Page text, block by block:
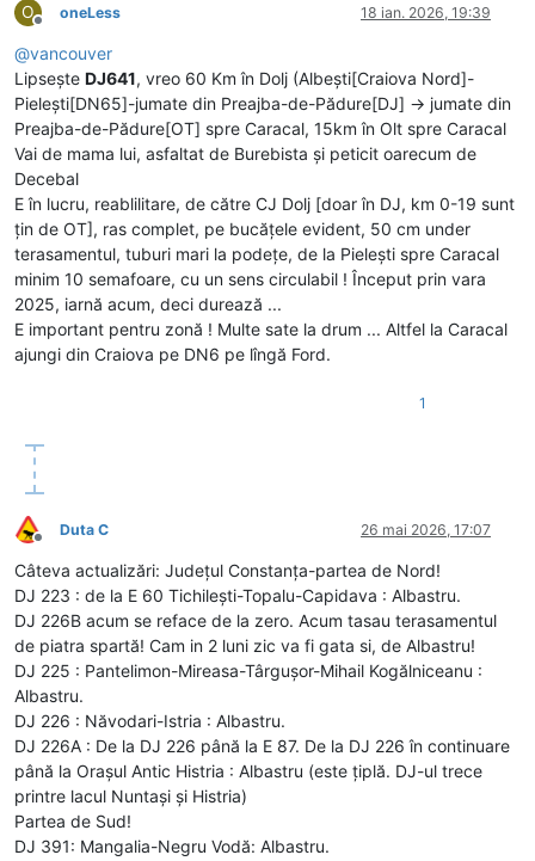
O
Deconectat
oneLess 18 ian. 2026, 19:39
@vancouver
Lipsește DJ641, vreo 60 Km în Dolj (Albești[Craiova Nord]-
Pielești[DN65]-jumate din Preajba-de-Pădure[DJ] -> jumate din
Preajba-de-Pădure[OT] spre Caracal, 15km în Olt spre Caracal
Vai de mama lui, asfaltat de Burebista și peticit oarecum de
Decebal
E în lucru, reablilitare, de către CJ Dolj [doar în DJ, km 0-19 sunt
țin de OT], ras complet, pe bucățele evident, 50 cm under
terasamentul, tuburi mari la podețe, de la Pielești spre Caracal
minim 10 semafoare, cu un sens circulabil ! Început prin vara
2025, iarnă acum, deci durează ...
E important pentru zonă ! Multe sate la drum ... Altfel la Caracal
ajungi din Craiova pe DN6 pe lîngă Ford.
1
Deconectat
Duta C 26 mai 2026, 17:07
Câteva actualizări: Județul Constanța-partea de Nord!
DJ 223 : de la E 60 Tichilești-Topalu-Capidava : Albastru.
DJ 226B acum se reface de la zero. Acum tasau terasamentul
de piatra spartă! Cam in 2 luni zic va fi gata si, de Albastru!
DJ 225 : Pantelimon-Mireasa-Târgușor-Mihail Kogălniceanu :
Albastru.
DJ 226 : Năvodari-Istria : Albastru.
DJ 226A : De la DJ 226 până la E 87. De la DJ 226 în continuare
până la Orașul Antic Histria : Albastru (este țiplă. DJ-ul trece
printre lacul Nuntași și Histria)
Partea de Sud!
DJ 391: Mangalia-Negru Vodă: Albastru.